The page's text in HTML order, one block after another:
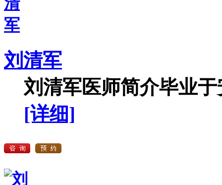
刘清军
刘清军医师简介毕业
[详细]